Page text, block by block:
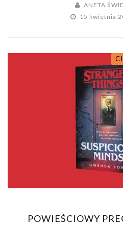
ANETA
15 kwietnia
POWIEŚCIOWY